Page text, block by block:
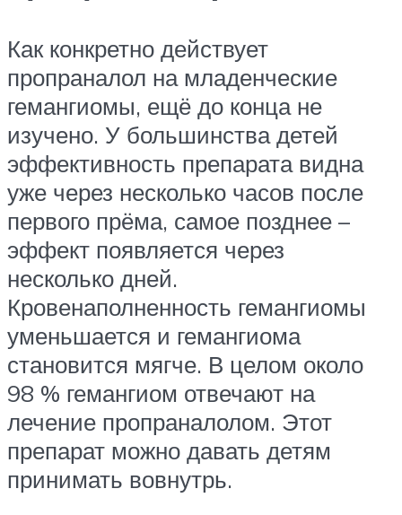
Как конкретно действует
пропраналол на младенческие
гемангиомы, ещё до конца не
изучено. У большинства детей
эффективность препарата видна
уже через несколько часов после
первого прёма, самое позднее –
эффект появляется через
несколько дней.
Кровенаполненность гемангиомы
уменьшается и гемангиома
становится мягче. В целом около
98 % гемангиом отвечают на
лечение пропраналолом. Этот
препарат можно давать детям
принимать вовнутрь.